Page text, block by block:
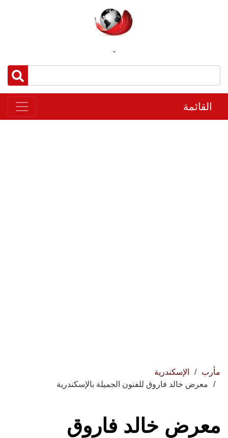
-
القائمة
مأرب
الإسكندرية
معرض خالد فاروق للفنون الجميلة بالإسكندرية
معرض خالد فاروق